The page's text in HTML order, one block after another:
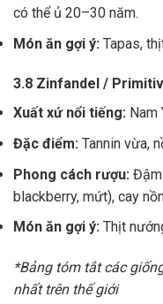
có thể ủ 20–30 năm.
Món ăn gợi ý: Tapas,
3.8 Zinfandel /
Xuất xứ nổi tiếng:
Đặc điểm: Tannin vừa,
Phong cách rượu: Đậm
blackberry, mứt), cay
Món ăn gợi ý: Thịt
*Bảng tóm tắt các
nhất trên thế giới